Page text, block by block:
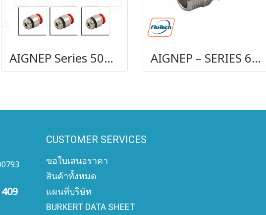
AIGNEP Series 50010 AIGNEP – SERIES 69480 | STRAIGHT MALE ADAPTOR
CUSTOMER SERVICES
ขอใบเสนอราคา
สินค้าทั้งหมด
แผนที่บริษัท
BURKERT DATA SHEET